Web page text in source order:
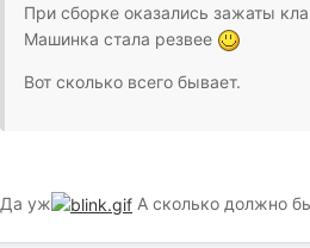
При сборке оказались зажаты
Машинка стала резвее
Вот сколько всего бывает.
Да уж А сколько должно